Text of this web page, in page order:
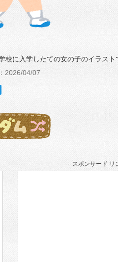
に入学したての女の子のイラスト
2026/04/07
スポンサード リ